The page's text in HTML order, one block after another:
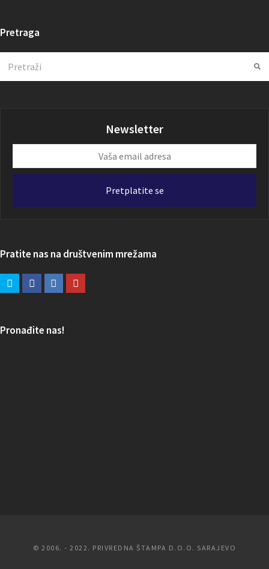
Pretraga
Newsletter
email
Pretplatite se
Pratite nas na društvenim mrežama
Pronađite nas!
© 2006. - 2022. PRIVREDNA ŠTAMPA D.O.O. SARAJEVO